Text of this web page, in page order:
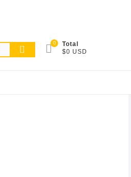
0
Total
$0 USD